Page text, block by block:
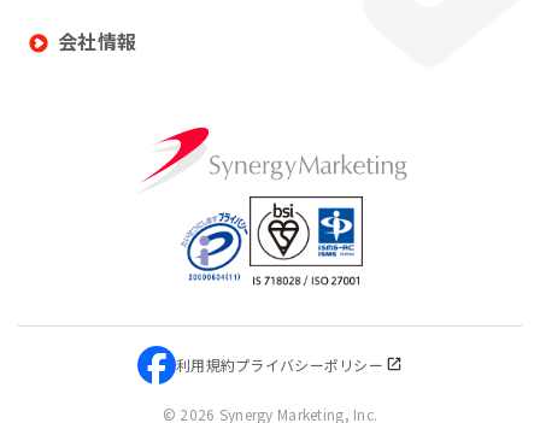
会社情報
利用規約プライバシーポリシー
© 2026 Synergy Marketing, Inc.